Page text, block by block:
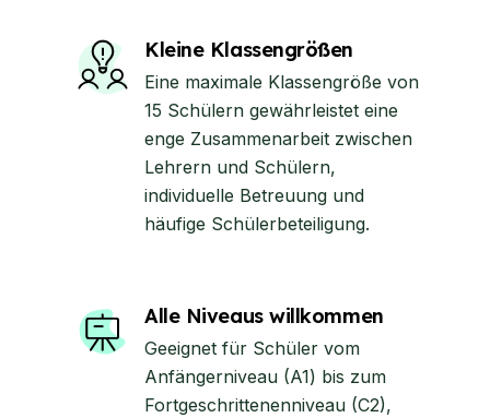
Kleine Klassengrößen
Eine maximale Klassengröße von
15 Schülern gewährleistet eine
enge Zusammenarbeit zwischen
Lehrern und Schülern,
individuelle Betreuung und
häufige Schülerbeteiligung.
Alle Niveaus willkommen
Geeignet für Schüler vom
Anfängerniveau (A1) bis zum
Fortgeschrittenenniveau (C2),